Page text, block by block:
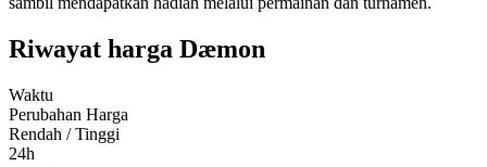
Riwayat harga Dæmon
Waktu
Perubahan Harga
Rendah / Tinggi
24h